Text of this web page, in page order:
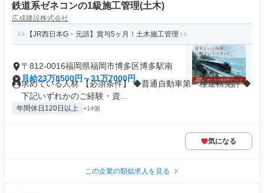
鉄道系ゼネコンの1級施工管理(土木)
広成建設株式会社
【JR西日本G・元請】賞与5ヶ月！土木施工管理
〒812-0016福岡県福岡市博多区博多駅南
月給23万8500円～31万7000円
求めている人材 【必須条件】 ◆普通自動車第一種運転免許 ◆
下記いずれかのご経験・資...
年間休日120日以上 +14個
気になる
この企業の類似求人を見る